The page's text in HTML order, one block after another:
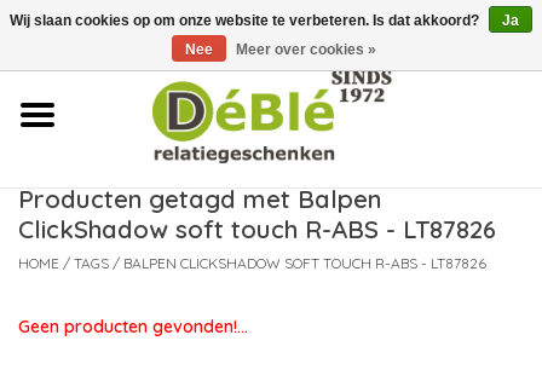
Over ons
Contact
Nieuws
Producten getagd met Balpen
ClickShadow soft touch R-ABS - LT87826
HOME / TAGS / BALPEN CLICKSHADOW SOFT TOUCH R-ABS - LT87826
Geen producten gevonden!...
Wij slaan cookies op om onze website te verbeteren. Is dat akkoord?
Ja
Nee
Meer over cookies »